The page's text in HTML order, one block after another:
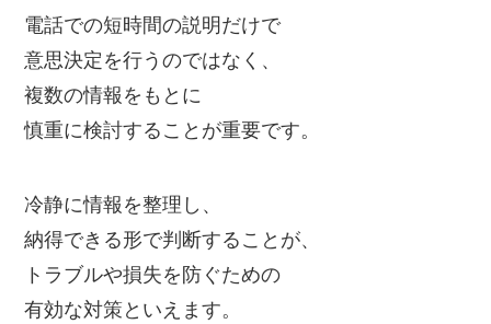
電話での短時間の説明だけで
意思決定を行うのではなく、
複数の情報をもとに
慎重に検討することが重要です。
冷静に情報を整理し、
納得できる形で判断することが、
トラブルや損失を防ぐための
有効な対策といえます。